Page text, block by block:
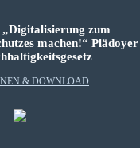
zum
machen!“ Plädoyer
& DOWNLOAD